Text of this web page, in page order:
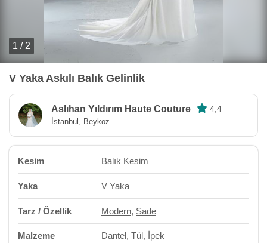
1 / 2
V Yaka Askılı Balık Gelinlik
Aslıhan Yıldırım Haute Couture 4,4
İstanbul, Beykoz
Kesim Balık Kesim
Yaka V Yaka
Tarz / Özellik Modern, Sade
Malzeme Dantel, Tül, İpek